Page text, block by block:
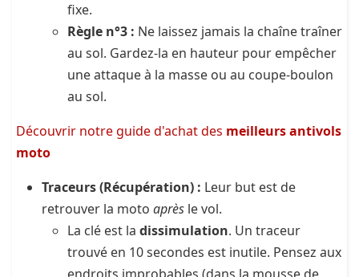
fixe.
Règle n°3 : Ne laissez jamais la chaîne traîner
au sol. Gardez-la en hauteur pour empêcher
une attaque à la masse ou au coupe-boulon
au sol.
Découvrir notre guide d'achat des meilleurs antivols
moto
Traceurs (Récupération) : Leur but est de
retrouver la moto après le vol.
La clé est la dissimulation. Un traceur
trouvé en 10 secondes est inutile. Pensez aux